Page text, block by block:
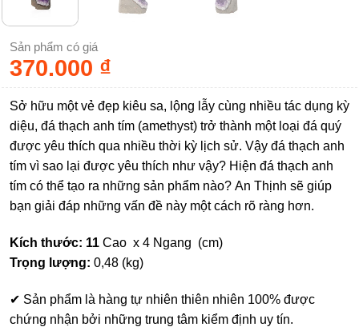
Sản phẩm có giá
370.000 ₫
Sở hữu một vẻ đẹp kiêu sa, lộng lẫy cùng nhiều tác dụng kỳ
diệu, đá thạch anh tím (amethyst) trở thành một loại đá quý
được yêu thích qua nhiều thời kỳ lịch sử. Vậy đá thạch anh
tím vì sao lại được yêu thích như vậy? Hiện đá thạch anh
tím có thể tạo ra những sản phẩm nào? An Thịnh sẽ giúp
bạn giải đáp những vấn đề này một cách rõ ràng hơn.
Kích thước: 11 Cao x 4 Ngang (cm)
Trọng lượng: 0,48 (kg)
✔ Sản phẩm là hàng tự nhiên thiên nhiên 100% được
chứng nhận bởi những trung tâm kiểm định uy tín.